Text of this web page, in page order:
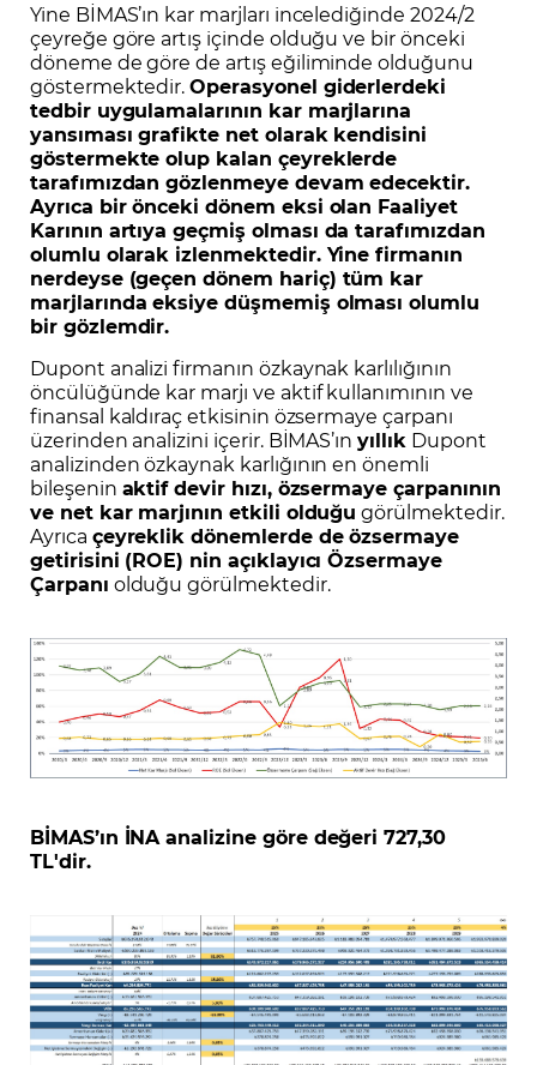
Yine BİMAS’ın kar marjları incelediğinde 2024/2
çeyreğe göre artış içinde olduğu ve bir önceki
döneme de göre de artış eğiliminde olduğunu
göstermektedir.Operasyonel giderlerdeki
tedbir uygulamalarının kar marjlarına
yansıması grafikte net olarak kendisini
göstermekte olup kalan çeyreklerde
tarafımızdan gözlenmeye devam edecektir.
Ayrıca bir önceki dönem eksi olan Faaliyet
Karının artıya geçmiş olması da tarafımızdan
olumlu olarak izlenmektedir. Yine firmanın
nerdeyse (geçen dönem hariç) tüm kar
marjlarında eksiye düşmemiş olması olumlu
bir gözlemdir.
Dupont analizi firmanın özkaynak karlılığının
öncülüğünde kar marjı ve aktif kullanımının ve
finansal kaldıraç etkisinin özsermaye çarpanı
üzerinden analizini içerir. BİMAS’ınyıllık Dupont
analizinden özkaynak karlığının en önemli
bileşenin aktif devir hızı, özsermaye çarpanının
ve net kar marjının etkili olduğu görülmektedir.
Ayrıca çeyreklik dönemlerde de özsermaye
getirisini (ROE) nin açıklayıcı Özsermaye
Çarpanı olduğu görülmektedir.
BİMAS’ın İNA analizine göre değeri 727,30
TL'dir.